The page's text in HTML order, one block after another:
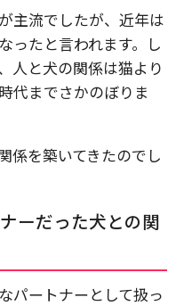
主流でしたが、近年は
ったと言われます。し
人と犬の関係は猫より
代までさかのぼりま
係を築いてきたのでし
ーだった犬との関
パートナーとして扱っ